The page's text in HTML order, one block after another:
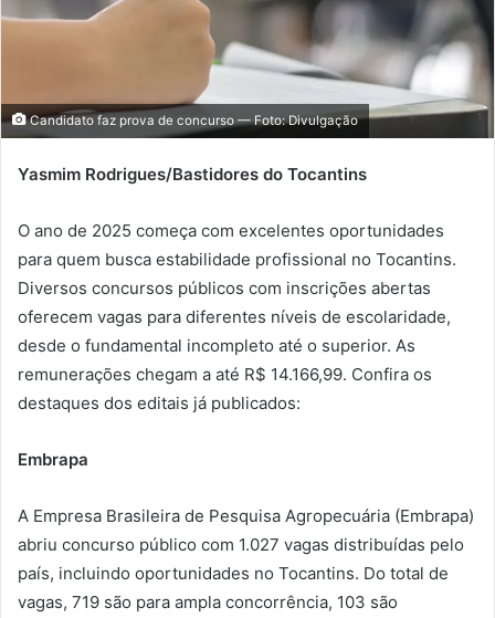
i
Candidato faz prova de concurso — Foto: Divulgação
Yasmim Rodrigues/Bastidores do Tocantins
O ano de 2025 começa com excelentes oportunidades
para quem busca estabilidade profissional no Tocantins.
Diversos concursos públicos com inscrições abertas
oferecem vagas para diferentes níveis de escolaridade,
desde o fundamental incompleto até o superior. As
remunerações chegam a até R$ 14.166,99. Confira os
destaques dos editais já publicados:
Embrapa
A Empresa Brasileira de Pesquisa Agropecuária (Embrapa)
abriu concurso público com 1.027 vagas distribuídas pelo
país, incluindo oportunidades no Tocantins. Do total de
vagas, 719 são para ampla concorrência, 103 são